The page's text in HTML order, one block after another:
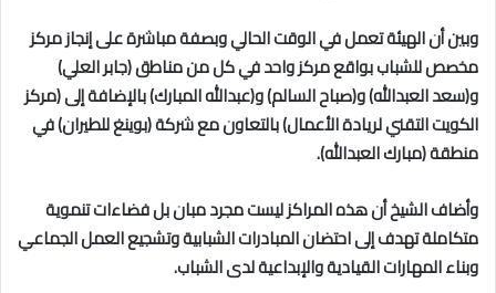
وبين أن الهيئة تعمل في الوقت الحالي وبصفة مباشرة على إنجاز مركز
مخصص للشباب بواقع مركز واحد في كل من مناطق (جابر العلي)
و(سعد العبدالله) و(صباح السالم) و(عبدالله المبارك) بالإضافة إلى (مركز
الكويت التقني لريادة الأعمال) بالتعاون مع شركة (بوينغ للطيران) في
منطقة (مبارك العبدالله).
وأضاف الشيخ أن هذه المراكز ليست مجرد مبان بل فضاءات تنموية
متكاملة تهدف إلى احتضان المبادرات الشبابية وتشجيع العمل الجماعي
وبناء المهارات القيادية والإبداعية لدى الشباب.